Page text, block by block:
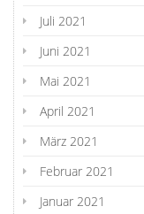
Juli 2021
Juni 2021
Mai 2021
April 2021
März 2021
Februar 2021
Januar 2021